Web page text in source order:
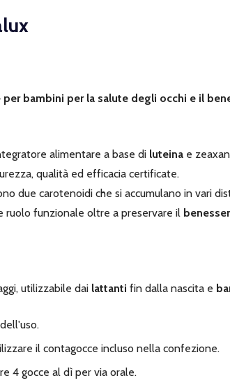
bambini per la salute degli occhi e il
alimentare a base di luteina e
qualità ed efficacia certificate.
due carotenoidi che si accumulano in vari
ruolo funzionale oltre a preservare il
utilizzabile dai lattanti fin dalla nascita e
il contagocce incluso nella confezione.
4 gocce al dì per via orale.